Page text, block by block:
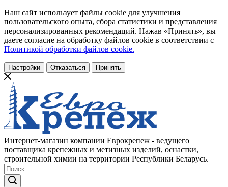
Наш сайт использует файлы cookie для улучшения
пользовательского опыта, сбора статистики и представления
персонализированных рекомендаций. Нажав «Принять», вы
даете согласие на обработку файлов cookie в соответствии с
Политикой обработки файлов cookie.
Настройки Отказаться Принять
Интернет-магазин компании Еврокрепеж - ведущего
поставщика крепежных и метизных изделий, оснастки,
строительной химии на территории Республики Беларусь.